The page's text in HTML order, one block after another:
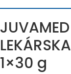
1×30 g